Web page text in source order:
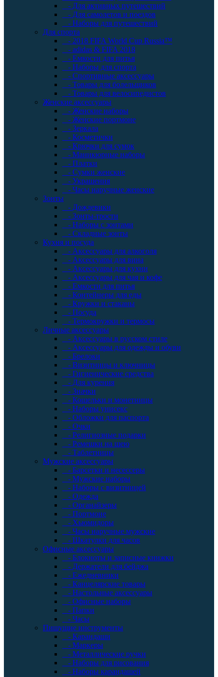
- Для активных путешествий
- Для самолетов и поездов
- Наборы для путешествий
Для спорта
- 2018 FIFA World Cup Russia™
- adidas & FIFA 2018
- Емкости для питья
- Наборы для спорта
- Спортивные аксессуары
- Товары для болельщиков
- Товары для велосипедистов
Женские аксессуары
- Женские наборы
- Женские портмоне
- Зеркала
- Косметички
- Крючки для сумок
- Маникюрные наборы
- Платки
- Сумки женские
- Украшения
- Часы наручные женские
Зонты
- Дождевики
- Зонты-трости
- Наборы с зонтами
- Складные зонты
Кухня и посуда
- Аксессуары для алкоголя
- Аксессуары для вина
- Аксессуары для кухни
- Аксессуары для чая и кофе
- Емкости для питья
- Контейнеры для еды
- Кружки и стаканы
- Посуда
- Термокружки и термосы
Личные аксессуары
- Аксессуары в русском стиле
- Аксессуары для одежды и обуви
- Брелоки
- Визитницы и ключницы
- Гигиенические средства
- Для курения
- Значки
- Кошельки и монетницы
- Наборы унисекс
- Обложки для паспорта
- Очки
- Религиозные подарки
- Ремешки на шею
- Таблетницы
Мужские аксессуары
- Барсетки и несессеры
- Мужские наборы
- Наборы с визитницей
- Одежда
- Органайзеры
- Портмоне
- Хьюмидоры
- Часы наручные мужские
- Шкатулки для часов
Офисные аксессуары
- Блокноты и записные книжки
- Держатели для бейджа
- Ежедневники
- Канцелярские товары
- Настольные аксессуары
- Офисные наборы
- Папки
- Часы
Пишущие инструменты
- Карандаши
- Маркеры
- Металлические ручки
- Наборы для рисования
- Наборы карандашей